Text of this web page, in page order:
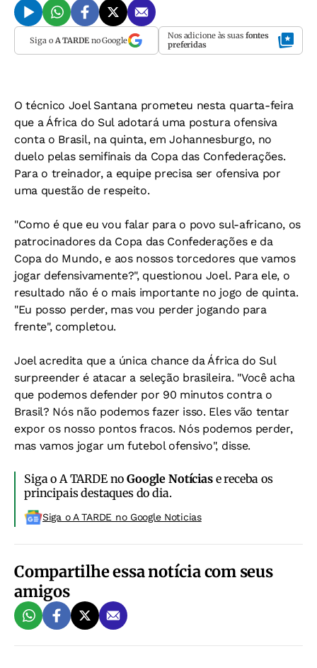
Siga o A TARDEno Google Nos adicione às suas fontes
preferidas
O técnico Joel Santana prometeu nesta quarta-feira
que a África do Sul adotará uma postura ofensiva
conta o Brasil, na quinta, em Johannesburgo, no
duelo pelas semifinais da Copa das Confederações.
Para o treinador, a equipe precisa ser ofensiva por
uma questão de respeito.
"Como é que eu vou falar para o povo sul-africano, os
patrocinadores da Copa das Confederações e da
Copa do Mundo, e aos nossos torcedores que vamos
jogar defensivamente?", questionou Joel. Para ele, o
resultado não é o mais importante no jogo de quinta.
"Eu posso perder, mas vou perder jogando para
frente", completou.
Joel acredita que a única chance da África do Sul
surpreender é atacar a seleção brasileira. "Você acha
que podemos defender por 90 minutos contra o
Brasil? Nós não podemos fazer isso. Eles vão tentar
expor os nosso pontos fracos. Nós podemos perder,
mas vamos jogar um futebol ofensivo", disse.
Siga o A TARDE noGoogle Notíciase receba os
principais destaques do dia.
Siga o A TARDE no Google Noticias
Compartilhe essa notícia com seus
amigos